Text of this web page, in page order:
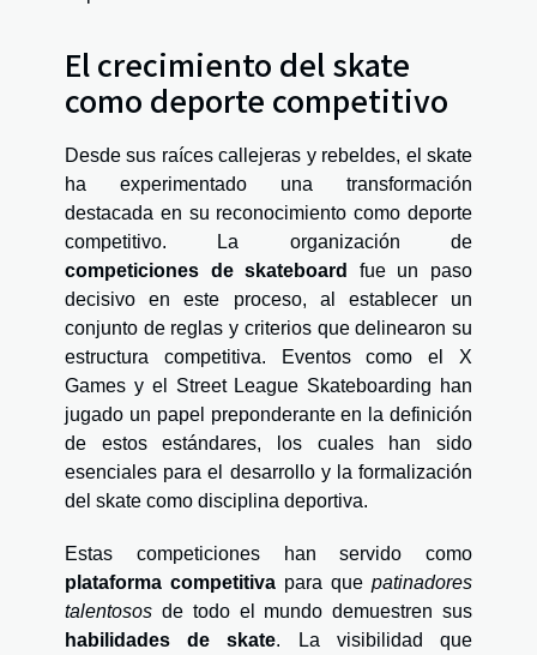
El crecimiento del skate
como deporte competitivo
Desde sus raíces callejeras y rebeldes, el skate
ha experimentado una transformación
destacada en su reconocimiento como deporte
competitivo. La organización de
competiciones de skateboard
fue un paso
decisivo en este proceso, al establecer un
conjunto de reglas y criterios que delinearon su
estructura competitiva. Eventos como el X
Games y el Street League Skateboarding han
jugado un papel preponderante en la definición
de estos estándares, los cuales han sido
esenciales para el desarrollo y la formalización
del skate como disciplina deportiva.
Estas competiciones han servido como
plataforma competitiva para que patinadores
talentosos de todo el mundo demuestren sus
habilidades de skate. La visibilidad que